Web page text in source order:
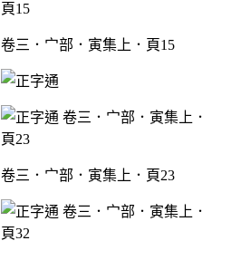
卷三．宀部．寅集上．頁15
卷三．宀部．寅集上．頁23